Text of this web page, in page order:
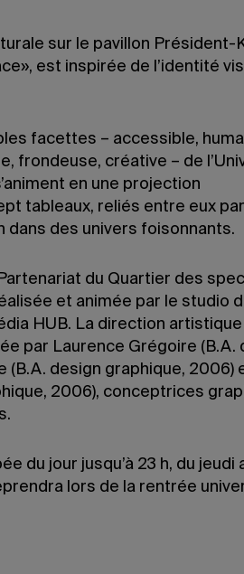
sur le pavillon Président-
est inspirée de l’identité
facettes – accessible,
frondeuse, créative – de
en une projection
tableaux, reliés entre eux par
dans des univers foisonnants.
du Quartier des
et animée par le studio
HUB. La direction
par Laurence Grégoire (B.A.
(B.A. design graphique, 2006)
2006), conceptrices
du jour jusqu’à 23 h, du jeudi
lors de la rentrée